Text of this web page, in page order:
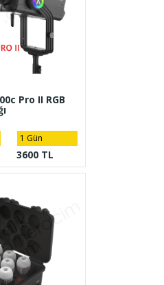
Pro II RGB
1 Gün
3600 TL